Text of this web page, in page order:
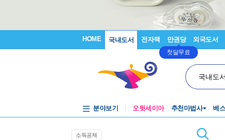
HOME 국내도서 전자책 만권당
첫달무료
외국도서
국내도
분야보기 오뒷세이아 추천마법사 베
소득공제